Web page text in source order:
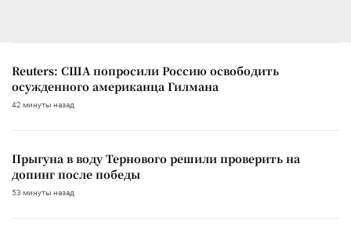
Reuters: США попросили Россию освободить
осужденного американца Гилмана
42 минуты назад
Прыгуна в воду Тернового решили проверить на
допинг после победы
53 минуты назад